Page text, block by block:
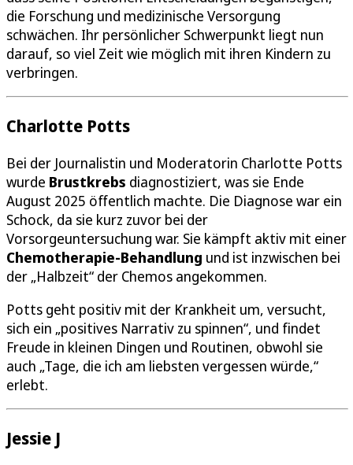
die Forschung und medizinische Versorgung
schwächen. Ihr persönlicher Schwerpunkt liegt nun
darauf, so viel Zeit wie möglich mit ihren Kindern zu
verbringen.
Charlotte Potts
Bei der Journalistin und Moderatorin Charlotte Potts
wurde Brustkrebs diagnostiziert, was sie Ende
August 2025 öffentlich machte. Die Diagnose war ein
Schock, da sie kurz zuvor bei der
Vorsorgeuntersuchung war. Sie kämpft aktiv mit einer
Chemotherapie-Behandlung und ist inzwischen bei
der „Halbzeit“ der Chemos angekommen.
Potts geht positiv mit der Krankheit um, versucht,
sich ein „positives Narrativ zu spinnen“, und findet
Freude in kleinen Dingen und Routinen, obwohl sie
auch „Tage, die ich am liebsten vergessen würde,“
erlebt.
Jessie J